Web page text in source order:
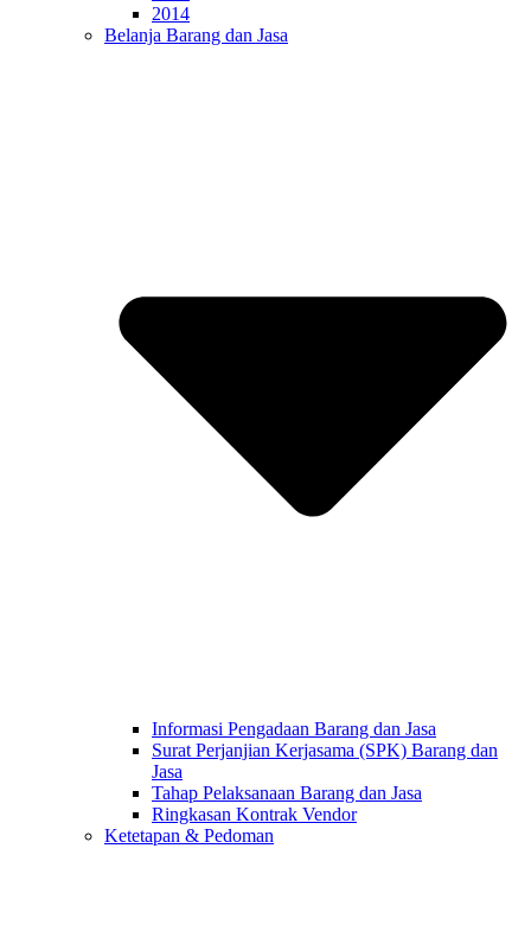
2014
Belanja Barang dan Jasa
Informasi Pengadaan Barang dan Jasa
Surat Perjanjian Kerjasama (SPK) Barang dan
Jasa
Tahap Pelaksanaan Barang dan Jasa
Ringkasan Kontrak Vendor
Ketetapan & Pedoman